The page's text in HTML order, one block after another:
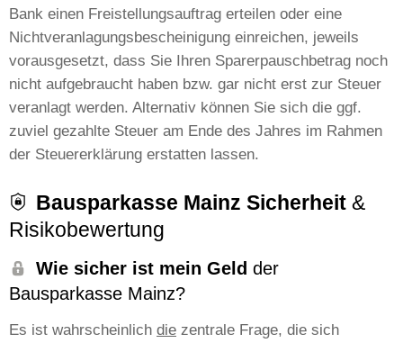
Bank einen Freistellungsauftrag erteilen oder eine
Nichtveranlagungsbescheinigung einreichen, jeweils
vorausgesetzt, dass Sie Ihren Sparerpauschbetrag noch
nicht aufgebraucht haben bzw. gar nicht erst zur Steuer
veranlagt werden. Alternativ können Sie sich die ggf.
zuviel gezahlte Steuer am Ende des Jahres im Rahmen
der Steuererklärung erstatten lassen.
Bausparkasse Mainz Sicherheit &
Risikobewertung
Wie sicher ist mein Geld der
Bausparkasse Mainz?
Es ist wahrscheinlich die zentrale Frage, die sich